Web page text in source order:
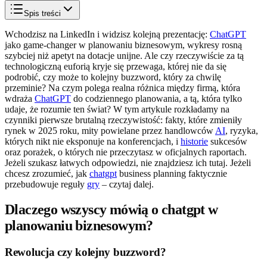
Spis treści
Wchodzisz na LinkedIn i widzisz kolejną prezentację: ChatGPT
jako game-changer w planowaniu biznesowym, wykresy rosną
szybciej niż apetyt na dotacje unijne. Ale czy rzeczywiście za tą
technologiczną euforią kryje się przewaga, której nie da się
podrobić, czy może to kolejny buzzword, który za chwilę
przeminie? Na czym polega realna różnica między firmą, która
wdraża ChatGPT do codziennego planowania, a tą, która tylko
udaje, że rozumie ten świat? W tym artykule rozkładamy na
czynniki pierwsze brutalną rzeczywistość: fakty, które zmieniły
rynek w 2025 roku, mity powielane przez handlowców AI, ryzyka,
których nikt nie eksponuje na konferencjach, i historie sukcesów
oraz porażek, o których nie przeczytasz w oficjalnych raportach.
Jeżeli szukasz łatwych odpowiedzi, nie znajdziesz ich tutaj. Jeżeli
chcesz zrozumieć, jak chatgpt business planning faktycznie
przebudowuje reguły gry – czytaj dalej.
Dlaczego wszyscy mówią o chatgpt w
planowaniu biznesowym?
Rewolucja czy kolejny buzzword?